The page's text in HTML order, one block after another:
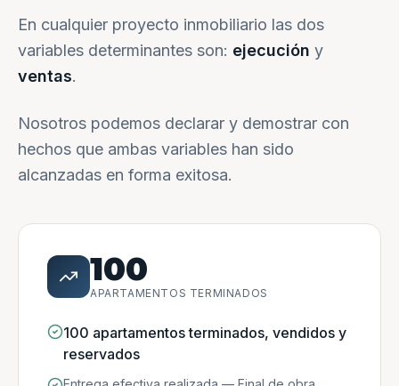
En cualquier proyecto inmobiliario las dos
variables determinantes son: ejecución y
ventas.
Nosotros podemos declarar y demostrar con
hechos que ambas variables han sido
alcanzadas en forma exitosa.
100
APARTAMENTOS TERMINADOS
100 apartamentos terminados, vendidos y
reservados